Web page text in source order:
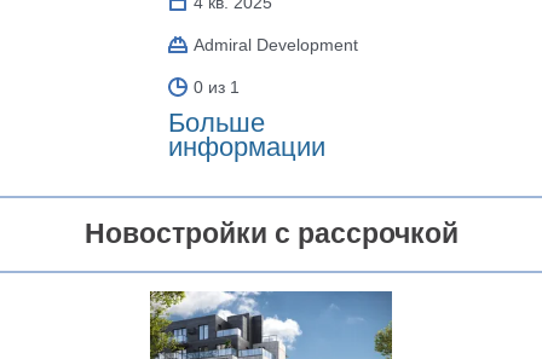
Admiral Development
0 из 1
Больше
информации
Новостройки с рассрочкой